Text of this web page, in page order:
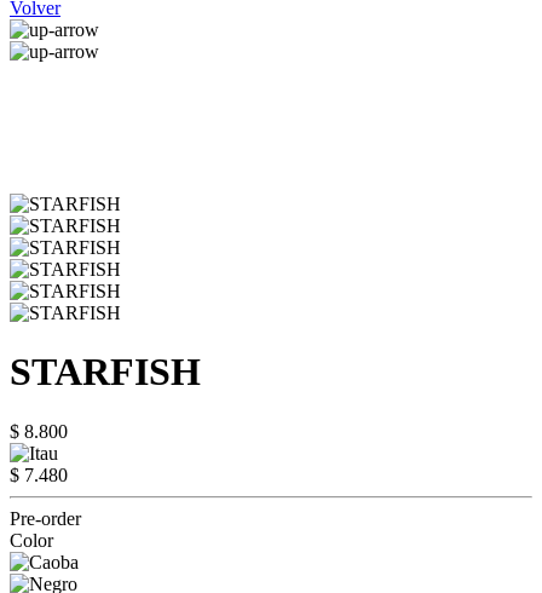
Volver
STARFISH
$ 8.800
$ 7.480
Pre-order
Color